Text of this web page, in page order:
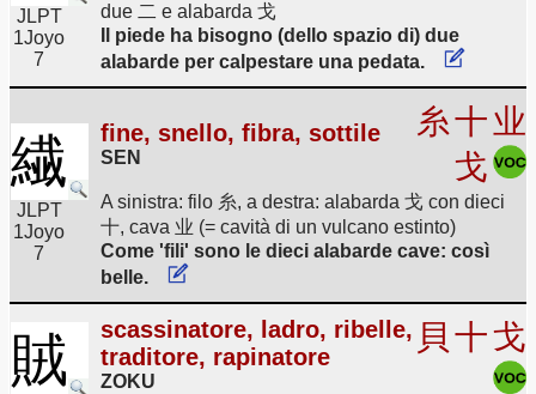
JLPT
1Joyo
7
due 二 e alabarda 戈
Il piede ha bisogno (dello spazio di) due
alabarde per calpestare una pedata.
繊
JLPT
1Joyo
7
fine, snello, fibra, sottile
SEN
糸十业
戈
A sinistra: filo 糸, a destra: alabarda 戈 con dieci
十, cava 业 (= cavità di un vulcano estinto)
Come 'fili' sono le dieci alabarde cave: così
belle.
賊
scassinatore, ladro, ribelle,
traditore, rapinatore
ZOKU
貝 十戈